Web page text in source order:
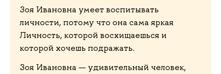
Зоя Ивановна умеет воспитывать
личности, потому что она сама яркая
Личность, которой восхищаешься и
которой хочешь подражать.
Зоя Ивановна — удивительный человек,